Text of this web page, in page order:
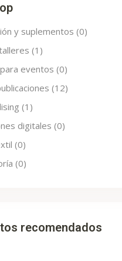
y suplementos (0)
(1)
eventos (0)
(12)
(1)
digitales (0)
(0)
(0)
recomendados